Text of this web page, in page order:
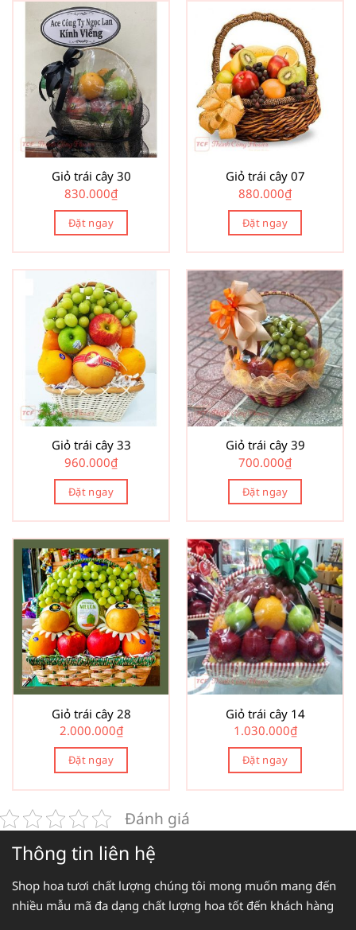
Giỏ trái cây 30
830.000₫
Đặt ngay
Giỏ trái cây 07
880.000₫
Đặt ngay
Giỏ trái cây 33
960.000₫
Đặt ngay
Giỏ trái cây 39
700.000₫
Đặt ngay
Giỏ trái cây 28
2.000.000₫
Đặt ngay
Giỏ trái cây 14
1.030.000₫
Đặt ngay
Đánh giá
Thông tin liên hệ
Shop hoa tươi chất lượng chúng tôi mong muốn mang đến
nhiều mẫu mã đa dạng chất lượng hoa tốt đến khách hàng